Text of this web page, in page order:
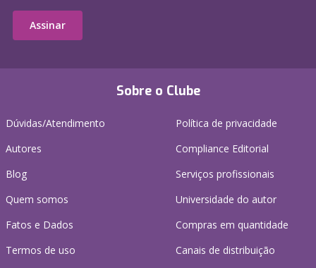
Sobre o Clube
Dúvidas/Atendimento
Autores
Blog
Quem somos
Fatos e Dados
Termos de uso
Política de privacidade
Compliance Editorial
Serviços profissionais
Universidade do autor
Compras em quantidade
Canais de distribuição
Assinar